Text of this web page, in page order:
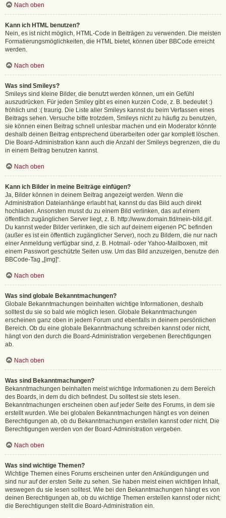
Nach oben
Kann ich HTML benutzen?
Nein, es ist nicht möglich, HTML-Code in Beiträgen zu verwenden. Die meisten
Formatierungsmöglichkeiten, die HTML bietet, können über BBCode erreicht
werden.
Nach oben
Was sind Smileys?
Smileys sind kleine Bilder, die benutzt werden können, um ein Gefühl
auszudrücken. Für jeden Smiley gibt es einen kurzen Code, z. B. bedeutet :)
fröhlich und :( traurig. Die Liste aller Smileys kannst du beim Verfassen eines
Beitrags sehen. Versuche bitte trotzdem, Smileys nicht zu häufig zu benutzen,
sie können einen Beitrag schnell unlesbar machen und ein Moderator könnte
deshalb deinen Beitrag entsprechend überarbeiten oder gar komplett löschen.
Die Board-Administration kann auch die Anzahl der Smileys begrenzen, die du
in einem Beitrag benutzen kannst.
Nach oben
Kann ich Bilder in meine Beiträge einfügen?
Ja, Bilder können in deinem Beitrag angezeigt werden. Wenn die
Administration Dateianhänge erlaubt hat, kannst du das Bild auch direkt
hochladen. Ansonsten musst du zu einem Bild verlinken, das auf einem
öffentlich zugänglichen Server liegt, z. B. http://www.domain.tld/mein-bild.gif.
Du kannst weder Bilder verlinken, die sich auf deinem eigenen PC befinden
(außer es ist ein öffentlich zugänglicher Server), noch zu Bildern, die nur nach
einer Anmeldung verfügbar sind, z. B. Hotmail- oder Yahoo-Mailboxen, mit
einem Passwort geschützte Seiten usw. Um das Bild anzuzeigen, benutze den
BBCode-Tag „[img]“.
Nach oben
Was sind globale Bekanntmachungen?
Globale Bekanntmachungen beinhalten wichtige Informationen, deshalb
solltest du sie so bald wie möglich lesen. Globale Bekanntmachungen
erscheinen ganz oben in jedem Forum und ebenfalls in deinem persönlichen
Bereich. Ob du eine globale Bekanntmachung schreiben kannst oder nicht,
hängt von den durch die Board-Administration vergebenen Berechtigungen
ab.
Nach oben
Was sind Bekanntmachungen?
Bekanntmachungen beinhalten meist wichtige Informationen zu dem Bereich
des Boards, in dem du dich befindest. Du solltest sie stets lesen.
Bekanntmachungen erscheinen oben auf jeder Seite des Forums, in dem sie
erstellt wurden. Wie bei globalen Bekanntmachungen hängt es von deinen
Berechtigungen ab, ob du Bekanntmachungen erstellen kannst oder nicht. Die
Berechtigungen werden von der Board-Administration vergeben.
Nach oben
Was sind wichtige Themen?
Wichtige Themen eines Forums erscheinen unter den Ankündigungen und
sind nur auf der ersten Seite zu sehen. Sie haben meist einen wichtigen Inhalt,
weswegen du sie lesen solltest. Wie bei den Bekanntmachungen hängt es von
deinen Berechtigungen ab, ob du wichtige Themen erstellen kannst oder nicht;
die Berechtigungen stellt die Board-Administration ein.